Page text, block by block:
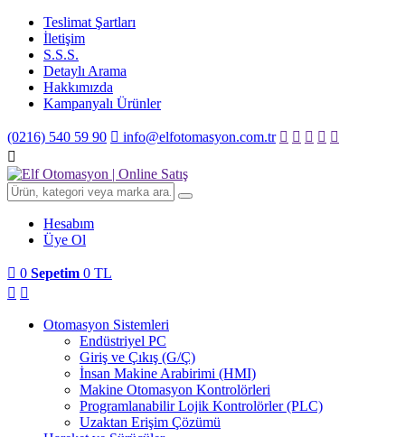
Teslimat Şartları
İletişim
S.S.S.
Detaylı Arama
Hakkımızda
Kampanyalı Ürünler
(0216) 540 59 90 info@elfotomasyon.com.tr
Hesabım
Üye Ol
0 Sepetim 0 TL
Otomasyon Sistemleri
Endüstriyel PC
Giriş ve Çıkış (G/Ç)
İnsan Makine Arabirimi (HMI)
Makine Otomasyon Kontrolörleri
Programlanabilir Lojik Kontrolörler (PLC)
Uzaktan Erişim Çözümü